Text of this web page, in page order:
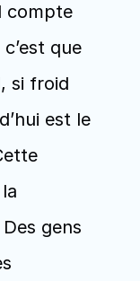
compte
que
si froid
est le
gens